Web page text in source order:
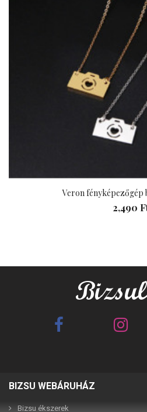
Veron fényképezőgép
2,490
Best Friends barna 2in1
BIZSU WEBÁRUHÁZ
Bizsu ékszerek